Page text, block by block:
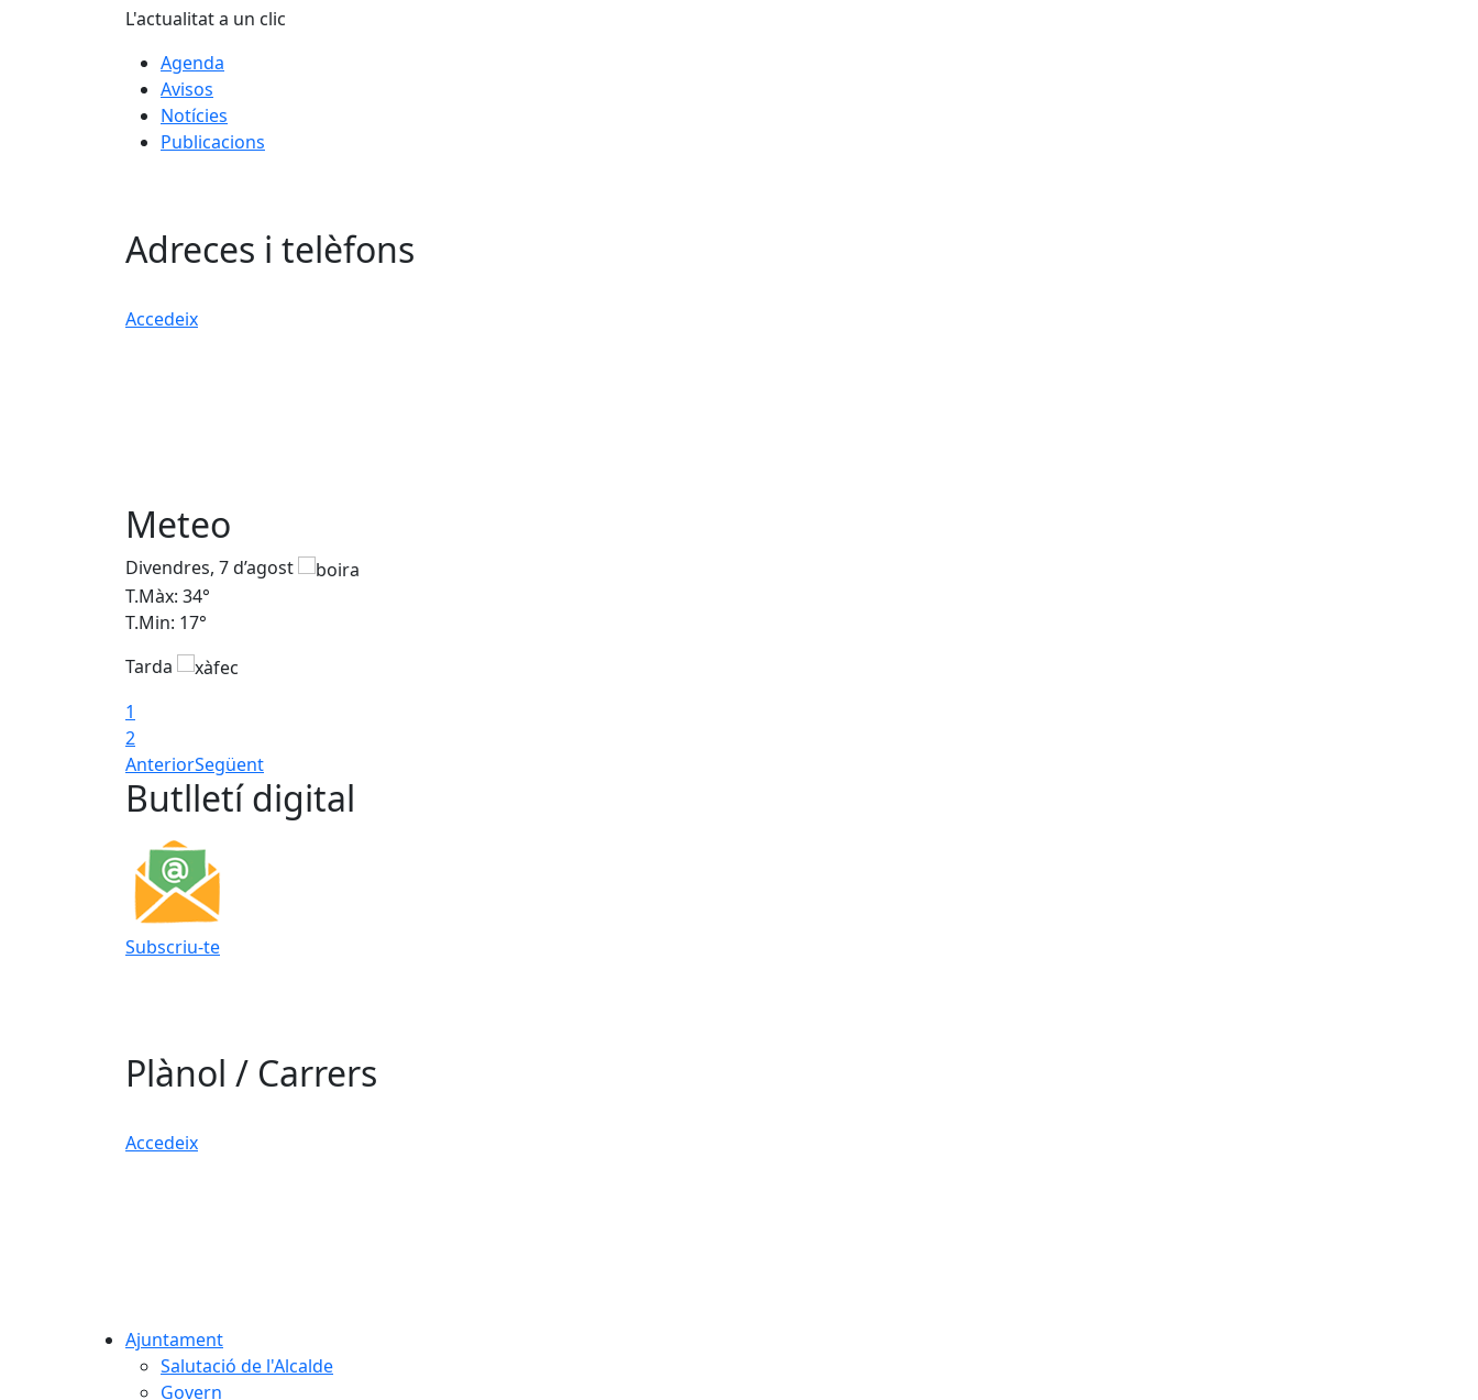
L'actualitat a un clic
Agenda
Avisos
Notícies
Publicacions
Adreces i telèfons
Accedeix
Meteo
Divendres, 7 d’agost
T.Màx: 34°
T.Min: 17°
Tarda
1
2
AnteriorSegüent
Butlletí digital
Subscriu-te
Plànol / Carrers
Accedeix
Ajuntament
Salutació de l'Alcalde
Govern